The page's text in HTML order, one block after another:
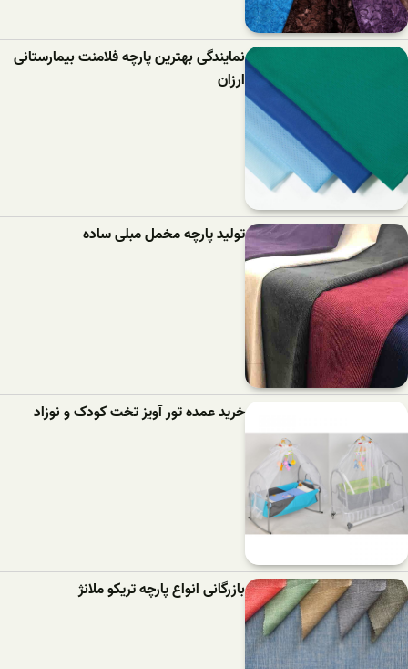
نمایندگی بهترین پارچه فلامنت بیمارستانی
ارزان
تولید پارچه مخمل مبلی ساده
خرید عمده تور آویز تخت کودک و نوزاد
بازرگانی انواع پارچه تریکو ملانژ